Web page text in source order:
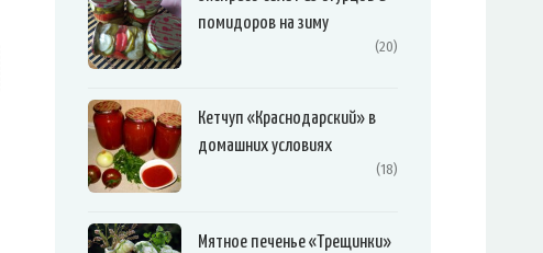
помидоров на зиму
(20)
Кетчуп «Краснодарский» в
домашних условиях
(18)
Мятное печенье «Трещинки»